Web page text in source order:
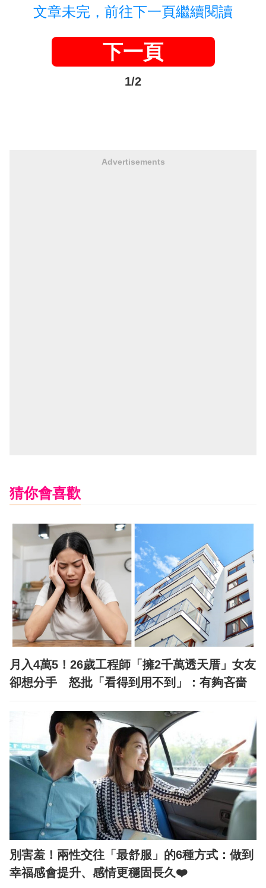
文章未完，前往下一頁繼續閱讀
下一頁
1/2
Advertisements
猜你會喜歡
月入4萬5！26歲工程師「擁2千萬透天厝」女友
卻想分手 怒批「看得到用不到」：有夠吝嗇
別害羞！兩性交往「最舒服」的6種方式：做到
幸福感會提升、感情更穩固長久❤️